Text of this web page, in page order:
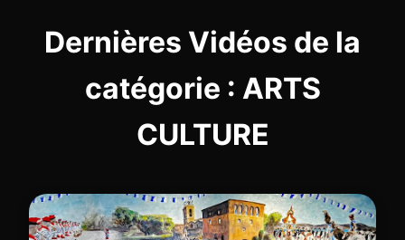
Dernières Vidéos de la
catégorie : ARTS
CULTURE